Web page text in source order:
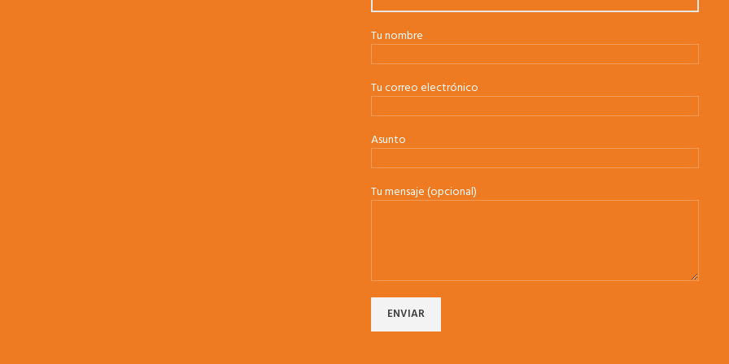
Tu nombre
Tu correo electrónico
Asunto
Tu mensaje (opcional)